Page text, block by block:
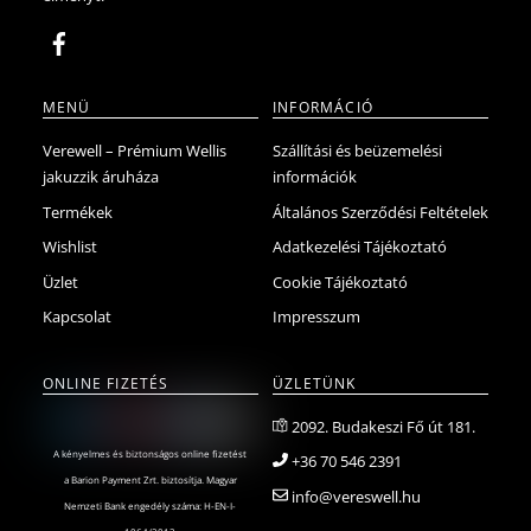
MENÜ
Verewell – Prémium Wellis
jakuzzik áruháza
Termékek
Wishlist
Üzlet
Kapcsolat
INFORMÁCIÓ
Szállítási és beüzemelési
információk
Általános Szerződési Feltételek
Adatkezelési Tájékoztató
Cookie Tájékoztató
Impresszum
ONLINE FIZETÉS
A kényelmes és biztonságos online fizetést
a Barion Payment Zrt. biztosítja. Magyar
Nemzeti Bank engedély száma: H-EN-I-
ÜZLETÜNK
2092. Budakeszi Fő út 181.
+36 70 546 2391
info@vereswell.hu